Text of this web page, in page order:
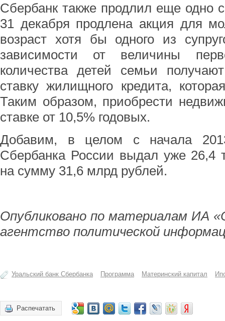
Сбербанк также продлил еще одно
31 декабря продлена акция для
возраст хотя бы одного из
зависимости от величины
количества детей семьи
ставку жилищного кредита,
Таким образом, приобрести
ставке от 10,5% годовых.
Добавим, в целом с начала
Сбербанка России выдал уже 26,4
на сумму 31,6 млрд рублей.
Опубликовано по материалам ИА
агентство политической
Уральский банк Сбербанка Программа Материнский капитал
Распечатать